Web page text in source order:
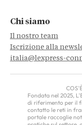
Chi siamo
Il nostro team
Iscrizione alla
italia@lexpress-
Fondata nel 2025,
di riferimento per il
contatto le reti in
portale raccoglie